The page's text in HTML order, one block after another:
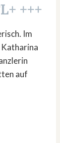
+++
Im
Katharina
auf